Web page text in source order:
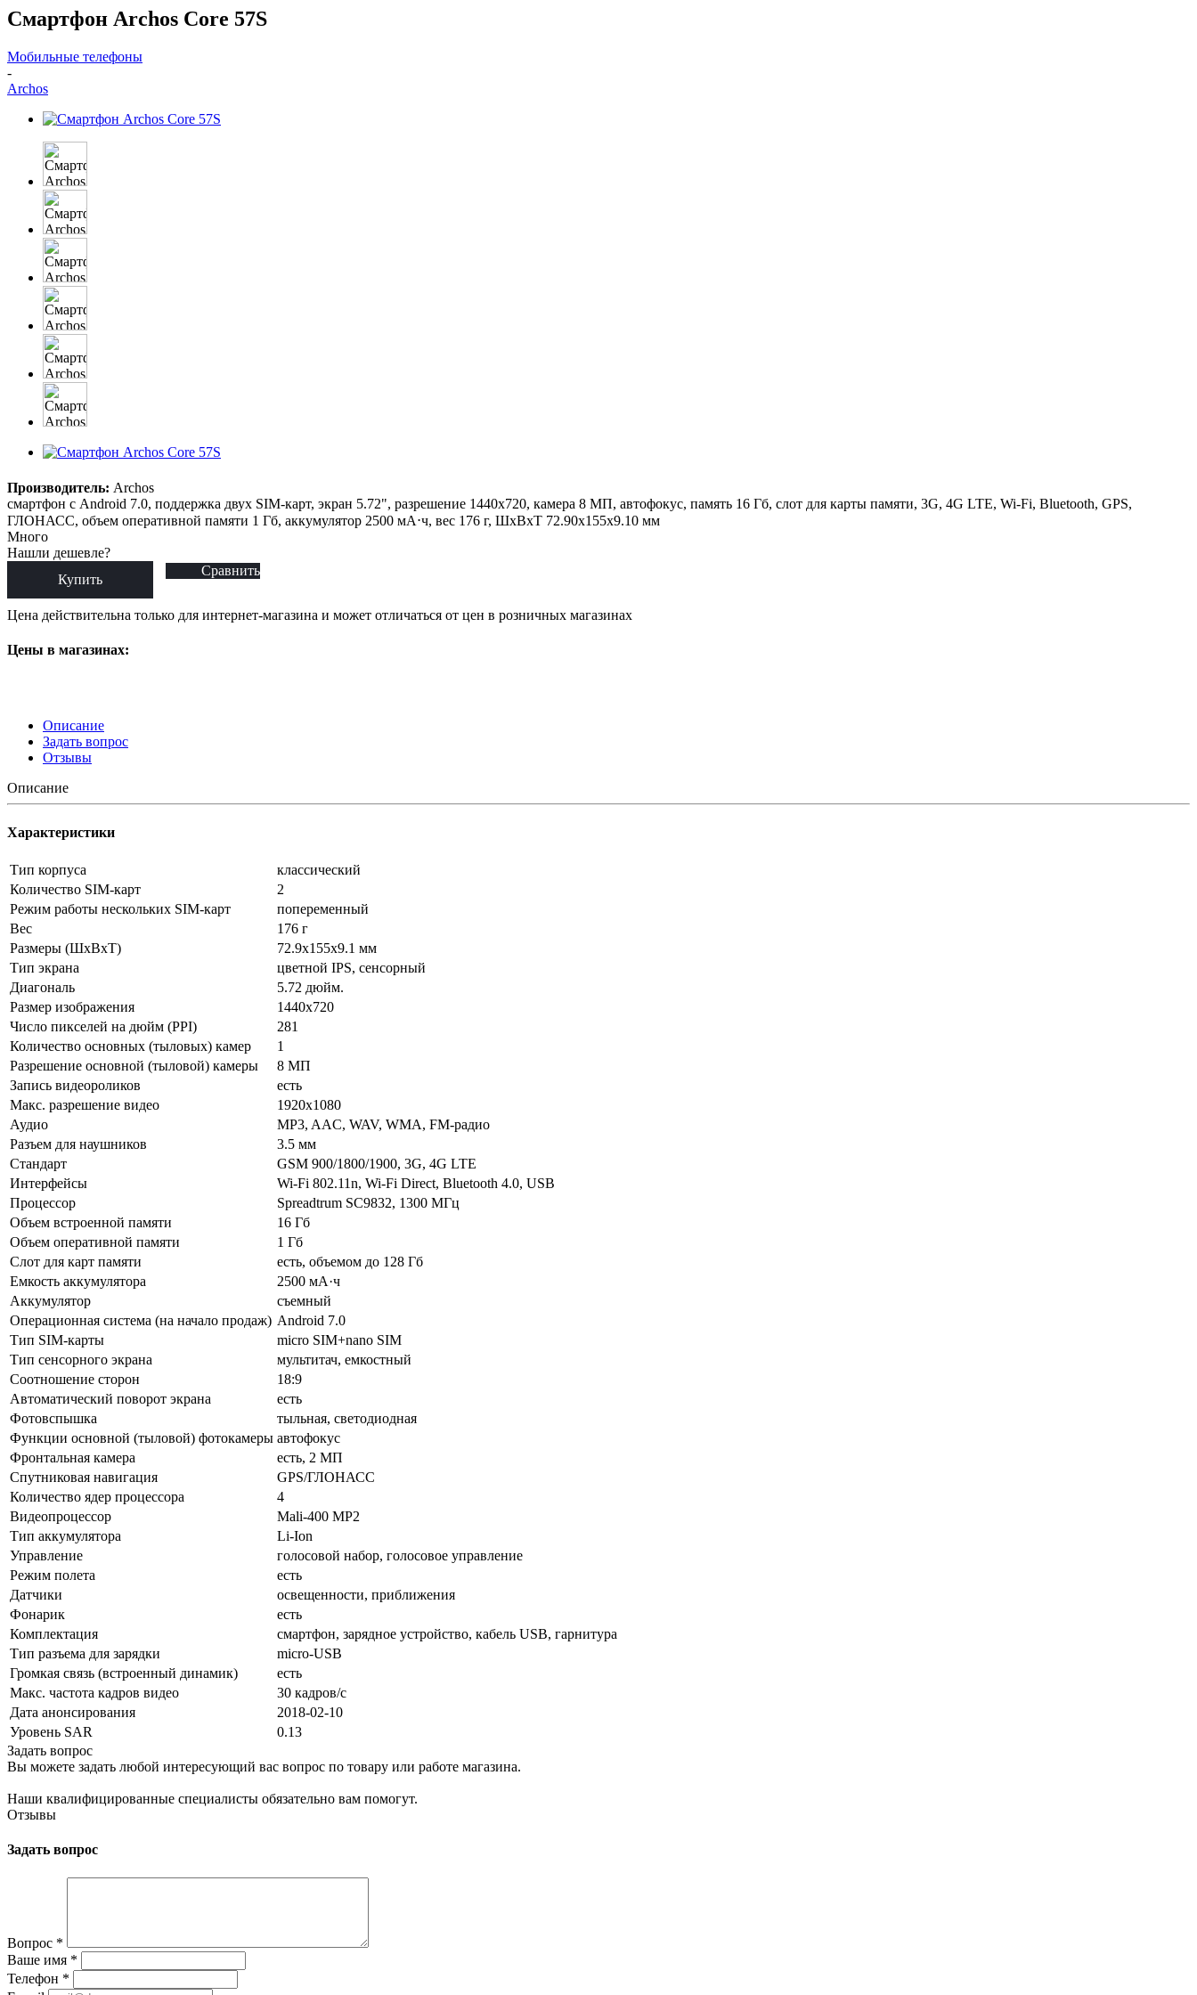
Смартфон Archos Core 57S
Мобильные телефоны
-
Archos
Производитель: Archos
смартфон с Android 7.0, поддержка двух SIM-карт, экран 5.72", разрешение 1440x720, камера 8 МП, автофокус, память 16 Гб, слот для карты памяти, 3G, 4G LTE, Wi-Fi, Bluetooth, GPS,
ГЛОНАСС, объем оперативной памяти 1 Гб, аккумулятор 2500 мА⋅ч, вес 176 г, ШxВxТ 72.90x155x9.10 мм
Много
Нашли дешевле?
Купить
Сравнить
Цена действительна только для интернет-магазина и может отличаться от цен в розничных магазинах
Цены в магазинах:
Описание
Задать вопрос
Отзывы
Описание
Характеристики
Тип корпуса
классический
Количество SIM-карт
2
Режим работы нескольких SIM-карт
попеременный
Вес
176 г
Размеры (ШxВxТ)
72.9x155x9.1 мм
Тип экрана
цветной IPS, сенсорный
Диагональ
5.72 дюйм.
Размер изображения
1440x720
Число пикселей на дюйм (PPI)
281
Количество основных (тыловых) камер
1
Разрешение основной (тыловой) камеры
8 МП
Запись видеороликов
есть
Макс. разрешение видео
1920x1080
Аудио
MP3, AAC, WAV, WMA, FM-радио
Разъем для наушников
3.5 мм
Стандарт
GSM 900/1800/1900, 3G, 4G LTE
Интерфейсы
Wi-Fi 802.11n, Wi-Fi Direct, Bluetooth 4.0, USB
Процессор
Spreadtrum SC9832, 1300 МГц
Объем встроенной памяти
16 Гб
Объем оперативной памяти
1 Гб
Слот для карт памяти
есть, объемом до 128 Гб
Емкость аккумулятора
2500 мА·ч
Аккумулятор
съемный
Операционная система (на начало продаж) Android 7.0
Тип SIM-карты
micro SIM+nano SIM
Тип сенсорного экрана
мультитач, емкостный
Соотношение сторон
18:9
Автоматический поворот экрана
есть
Фотовспышка
тыльная, светодиодная
Функции основной (тыловой) фотокамеры автофокус
Фронтальная камера
есть, 2 МП
Спутниковая навигация
GPS/ГЛОНАСС
Количество ядер процессора
4
Видеопроцессор
Mali-400 MP2
Тип аккумулятора
Li-Ion
Управление
голосовой набор, голосовое управление
Режим полета
есть
Датчики
освещенности, приближения
Фонарик
есть
Комплектация
смартфон, зарядное устройство, кабель USB, гарнитура
Тип разъема для зарядки
micro-USB
Громкая связь (встроенный динамик)
есть
Макс. частота кадров видео
30 кадров/с
Дата анонсирования
2018-02-10
Уровень SAR
0.13
Задать вопрос
Вы можете задать любой интересующий вас вопрос по товару или работе магазина.
Наши квалифицированные специалисты обязательно вам помогут.
Отзывы
Задать вопрос
Вопрос *
Ваше имя *
Телефон *